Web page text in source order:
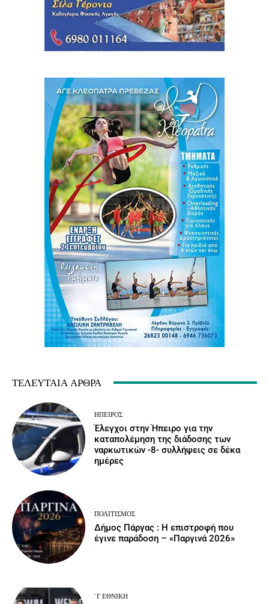
ΤΕΛΕΥΤΑΊΑ ΆΡΘΡΑ
ΉΠΕΙΡΟΣ
Έλεγχοι στην Ήπειρο για την
καταπολέμηση της διάδοσης των
ναρκωτικών -8- συλλήψεις σε δέκα
ημέρες
ΠΟΛΙΤΙΣΜΌΣ
Δήμος Πάργας : Η επιστροφή που
έγινε παράδοση – «Παργινά 2026»
΄Γ ΕΘΝΙΚΉ